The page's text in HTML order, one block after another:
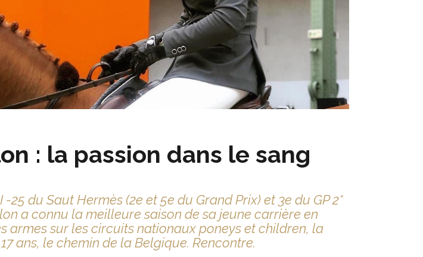
: la passion dans le sang
25 du Saut Hermès (2e et 5e du Grand Prix) et 3e du GP 2*
a connu la meilleure saison de sa jeune carrière en
armes sur les circuits nationaux poneys et children, la
ans, le chemin de la Belgique. Rencontre.